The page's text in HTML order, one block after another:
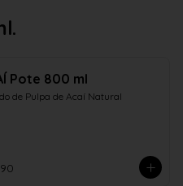
Pote 800 ml
de Pulpa de Acaí Natural